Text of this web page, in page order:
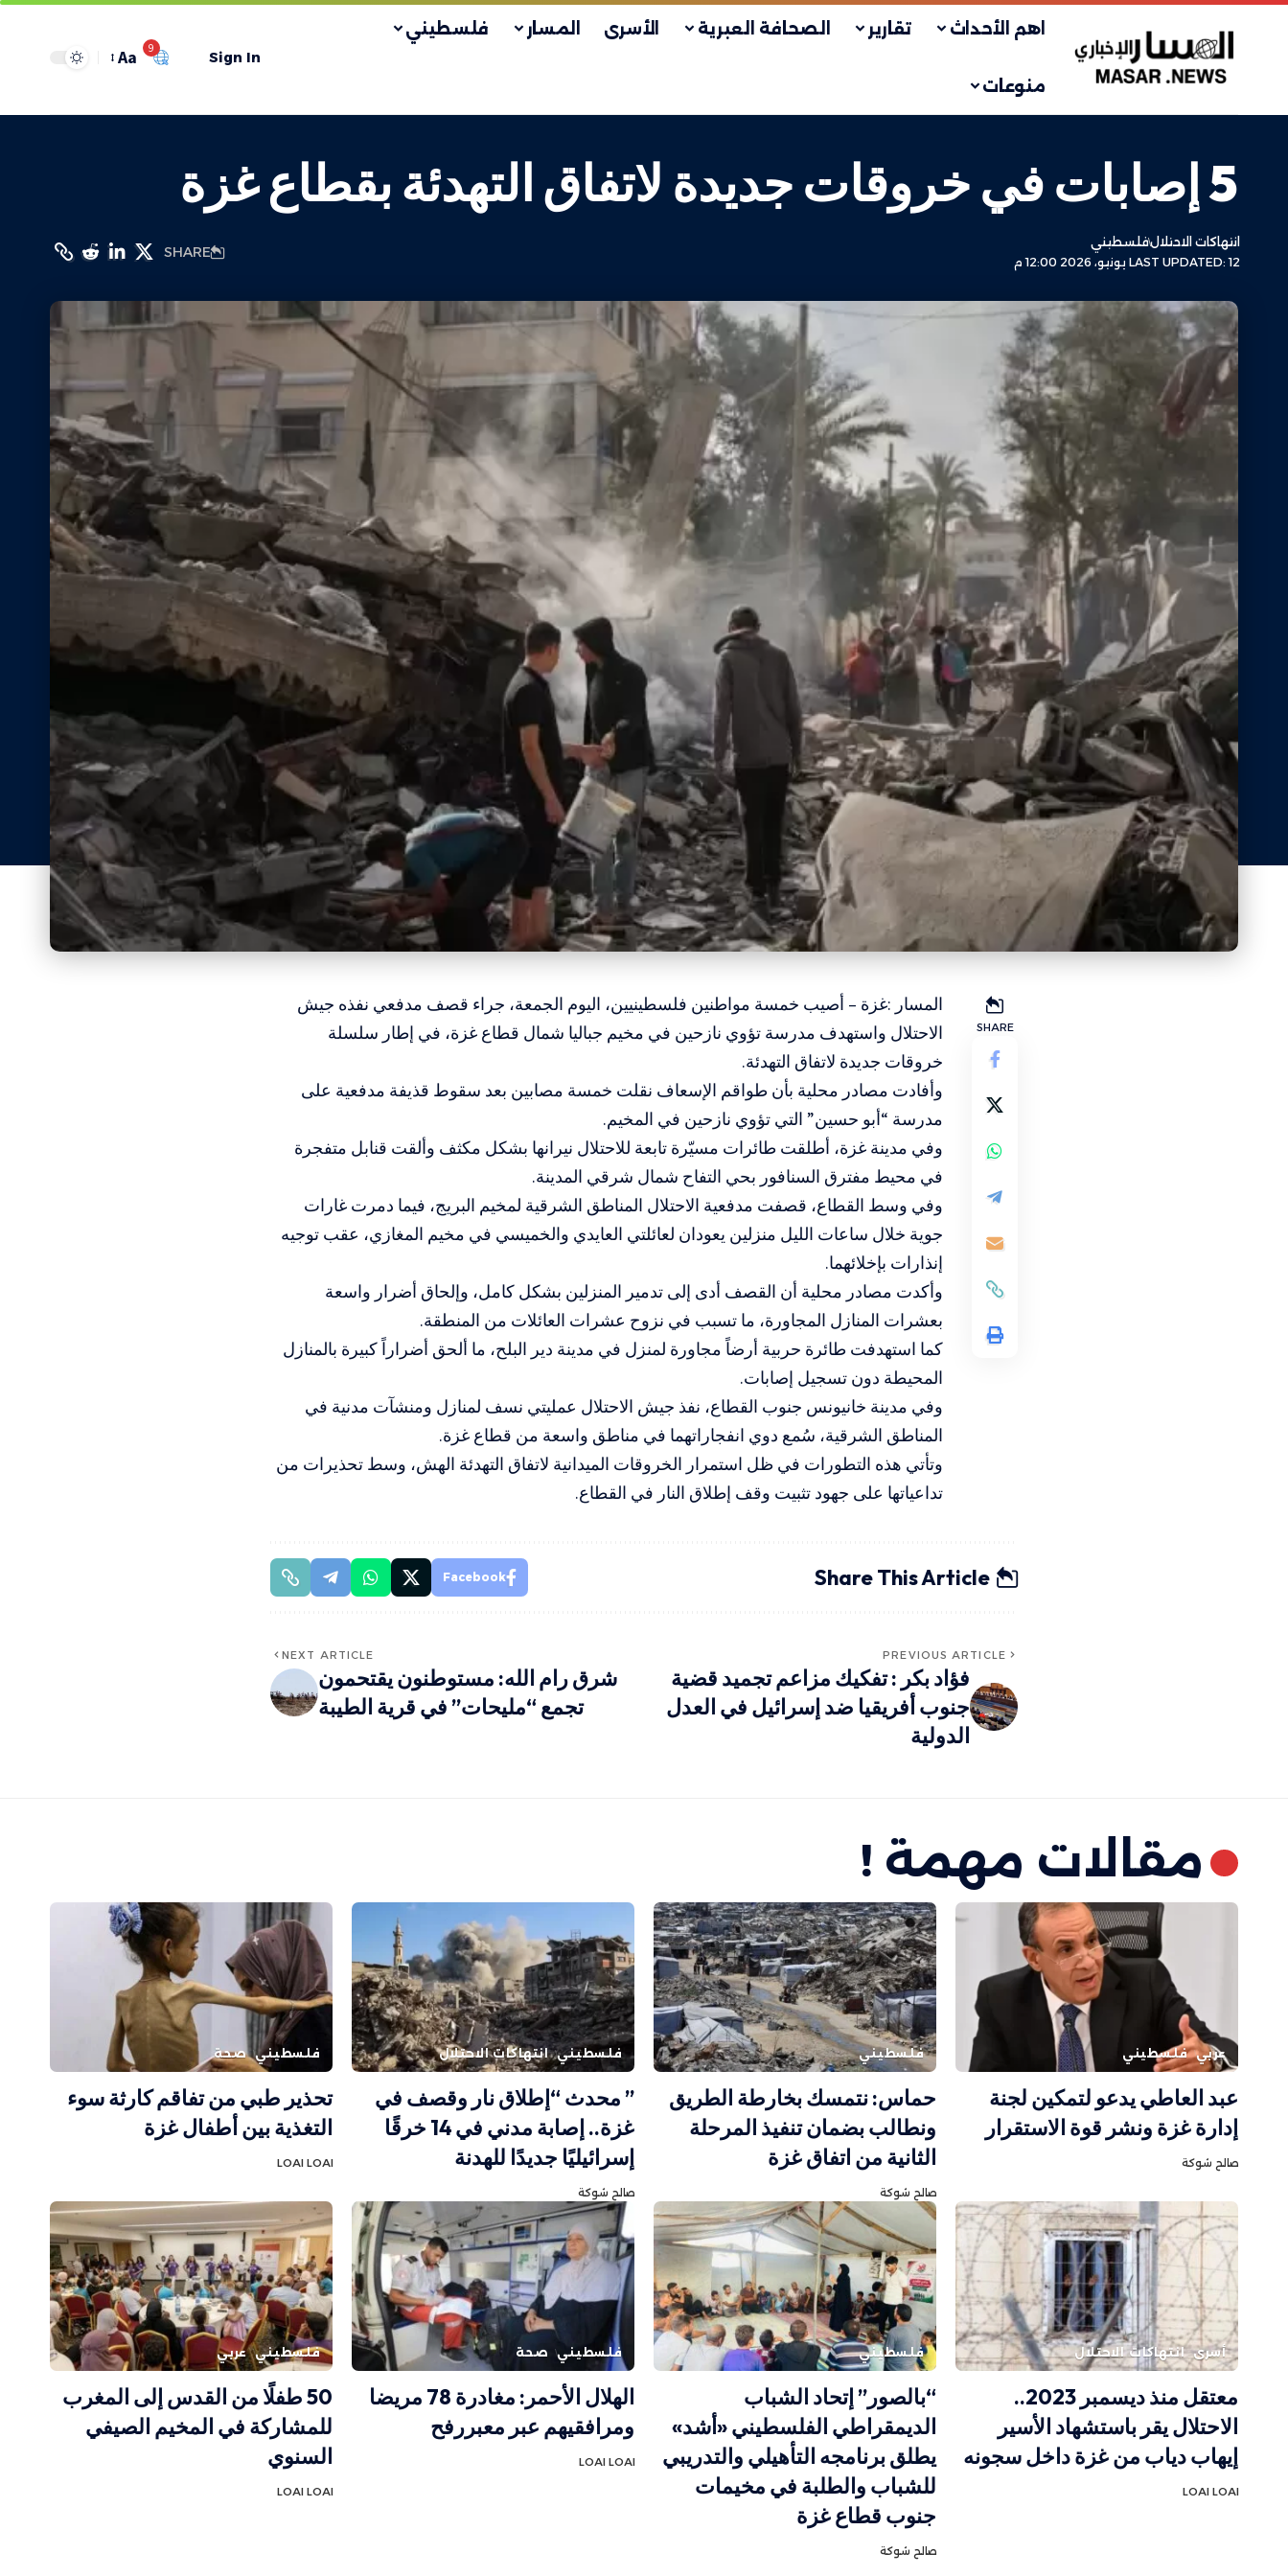
اهم الأحداث تقارير الصحافة العبرية الأسرى المسار فلسطيني
منوعات
Sign In
9
Aa
5 إصابات في خروقات جديدة لاتفاق التهدئة بقطاع غزة
LAST UPDATED: 12 يونيو، 2026 12:00 م
انتهاكات الاحتلالفلسطيني
SHARE
SHARE
المسار :غزة – أصيب خمسة مواطنين فلسطينيين، اليوم الجمعة، جراء قصف مدفعي نفذه جيش
الاحتلال واستهدف مدرسة تؤوي نازحين في مخيم جباليا شمال قطاع غزة، في إطار سلسلة
خروقات جديدة لاتفاق التهدئة.
وأفادت مصادر محلية بأن طواقم الإسعاف نقلت خمسة مصابين بعد سقوط قذيفة مدفعية على
مدرسة “أبو حسين” التي تؤوي نازحين في المخيم.
وفي مدينة غزة، أطلقت طائرات مسيّرة تابعة للاحتلال نيرانها بشكل مكثف وألقت قنابل متفجرة
في محيط مفترق السنافور بحي التفاح شمال شرقي المدينة.
وفي وسط القطاع، قصفت مدفعية الاحتلال المناطق الشرقية لمخيم البريج، فيما دمرت غارات
جوية خلال ساعات الليل منزلين يعودان لعائلتي العايدي والخميسي في مخيم المغازي، عقب توجيه
إنذارات بإخلائهما.
وأكدت مصادر محلية أن القصف أدى إلى تدمير المنزلين بشكل كامل، وإلحاق أضرار واسعة
بعشرات المنازل المجاورة، ما تسبب في نزوح عشرات العائلات من المنطقة.
كما استهدفت طائرة حربية أرضاً مجاورة لمنزل في مدينة دير البلح، ما ألحق أضراراً كبيرة بالمنازل
المحيطة دون تسجيل إصابات.
وفي مدينة خانيونس جنوب القطاع، نفذ جيش الاحتلال عمليتي نسف لمنازل ومنشآت مدنية في
المناطق الشرقية، سُمع دوي انفجاراتهما في مناطق واسعة من قطاع غزة.
وتأتي هذه التطورات في ظل استمرار الخروقات الميدانية لاتفاق التهدئة الهش، وسط تحذيرات من
تداعياتها على جهود تثبيت وقف إطلاق النار في القطاع.
Share This Article
Facebook
PREVIOUS ARTICLE
فؤاد بكر : تفكيك مزاعم تجميد قضية
جنوب أفريقيا ضد إسرائيل في العدل
الدولية
NEXT ARTICLE
شرق رام الله: مستوطنون يقتحمون
تجمع “مليحات” في قرية الطيبة
مقالات مهمة !
عربي فلسطيني
عبد العاطي يدعو لتمكين لجنة
إدارة غزة ونشر قوة الاستقرار
صالح شوكة
فلسطيني
حماس: نتمسك بخارطة الطريق
ونطالب بضمان تنفيذ المرحلة
الثانية من اتفاق غزة
صالح شوكة
فلسطيني انتهاكات الاحتلال
” محدث “إطلاق نار وقصف في
غزة.. إصابة مدني في 14 خرقًا
إسرائيليًا جديدًا للهدنة
صالح شوكة
فلسطيني صحة
تحذير طبي من تفاقم كارثة سوء
التغذية بين أطفال غزة
LOAI LOAI
أسرى انتهاكات الاحتلال
معتقل منذ ديسمبر 2023..
الاحتلال يقر باستشهاد الأسير
إيهاب دياب من غزة داخل سجونه
LOAI LOAI
فلسطيني
“بالصور” إتحاد الشباب
الديمقراطي الفلسطيني «أشد»
يطلق برنامجه التأهيلي والتدريبي
للشباب والطلبة في مخيمات
جنوب قطاع غزة
صالح شوكة
فلسطيني صحة
الهلال الأحمر: مغادرة 78 مريضا
ومرافقيهم عبر معبررفح
LOAI LOAI
فلسطيني عربي
50 طفلًا من القدس إلى المغرب
للمشاركة في المخيم الصيفي
السنوي
LOAI LOAI